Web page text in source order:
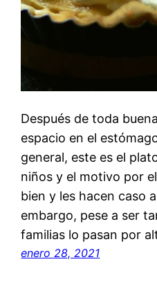
Después de toda
espacio en el
general, este es el
niños y el motivo por
bien y les hacen caso
embargo, pese a ser
familias lo pasan por
enero 28, 2021